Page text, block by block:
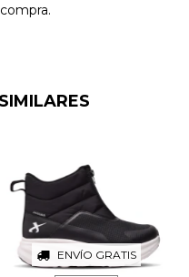
ENVÍO GRATIS